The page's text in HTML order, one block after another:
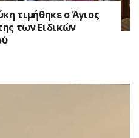
τιμήθηκε ο Άγιος
των Ειδικών